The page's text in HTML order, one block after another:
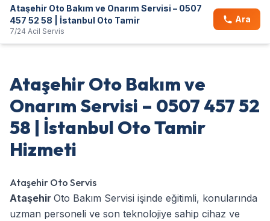
Ataşehir Oto Bakım ve Onarım Servisi – 0507
457 52 58 | İstanbul Oto Tamir
7/24 Acil Servis
Ara
Ataşehir Oto Bakım ve
Onarım Servisi – 0507 457 52
58 | İstanbul Oto Tamir
Hizmeti
Ataşehir Oto Servis
Ataşehir Oto Bakım Servisi işinde eğitimli, konularında
uzman personeli ve son teknolojiye sahip cihaz ve